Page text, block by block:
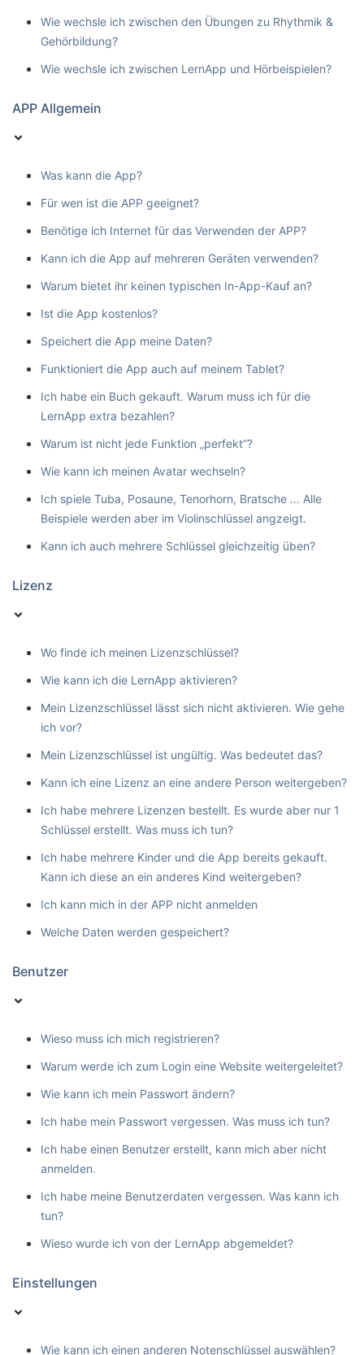
Wie wechsle ich zwischen den Übungen zu Rhythmik &
Gehörbildung?
Wie wechsle ich zwischen LernApp und Hörbeispielen?
APP Allgemein
Was kann die App?
Für wen ist die APP geeignet?
Benötige ich Internet für das Verwenden der APP?
Kann ich die App auf mehreren Geräten verwenden?
Warum bietet ihr keinen typischen In-App-Kauf an?
Ist die App kostenlos?
Speichert die App meine Daten?
Funktioniert die App auch auf meinem Tablet?
Ich habe ein Buch gekauft. Warum muss ich für die
LernApp extra bezahlen?
Warum ist nicht jede Funktion „perfekt”?
Wie kann ich meinen Avatar wechseln?
Ich spiele Tuba, Posaune, Tenorhorn, Bratsche … Alle
Beispiele werden aber im Violinschlüssel angzeigt.
Kann ich auch mehrere Schlüssel gleichzeitig üben?
Lizenz
Wo finde ich meinen Lizenzschlüssel?
Wie kann ich die LernApp aktivieren?
Mein Lizenzschlüssel lässt sich nicht aktivieren. Wie gehe
ich vor?
Mein Lizenzschlüssel ist ungültig. Was bedeutet das?
Kann ich eine Lizenz an eine andere Person weitergeben?
Ich habe mehrere Lizenzen bestellt. Es wurde aber nur 1
Schlüssel erstellt. Was muss ich tun?
Ich habe mehrere Kinder und die App bereits gekauft.
Kann ich diese an ein anderes Kind weitergeben?
Ich kann mich in der APP nicht anmelden
Welche Daten werden gespeichert?
Benutzer
Wieso muss ich mich registrieren?
Warum werde ich zum Login eine Website weitergeleitet?
Wie kann ich mein Passwort ändern?
Ich habe mein Passwort vergessen. Was muss ich tun?
Ich habe einen Benutzer erstellt, kann mich aber nicht
anmelden.
Ich habe meine Benutzerdaten vergessen. Was kann ich
tun?
Wieso wurde ich von der LernApp abgemeldet?
Einstellungen
Wie kann ich einen anderen Notenschlüssel auswählen?